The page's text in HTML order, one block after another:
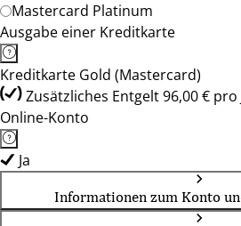
Mastercard Platinum
Ausgabe einer Kreditkarte
Kreditkarte Gold (Mastercard)
Zusätzliches Entgelt 96,00 € pro
Online-Konto
Ja
Informationen zum Konto